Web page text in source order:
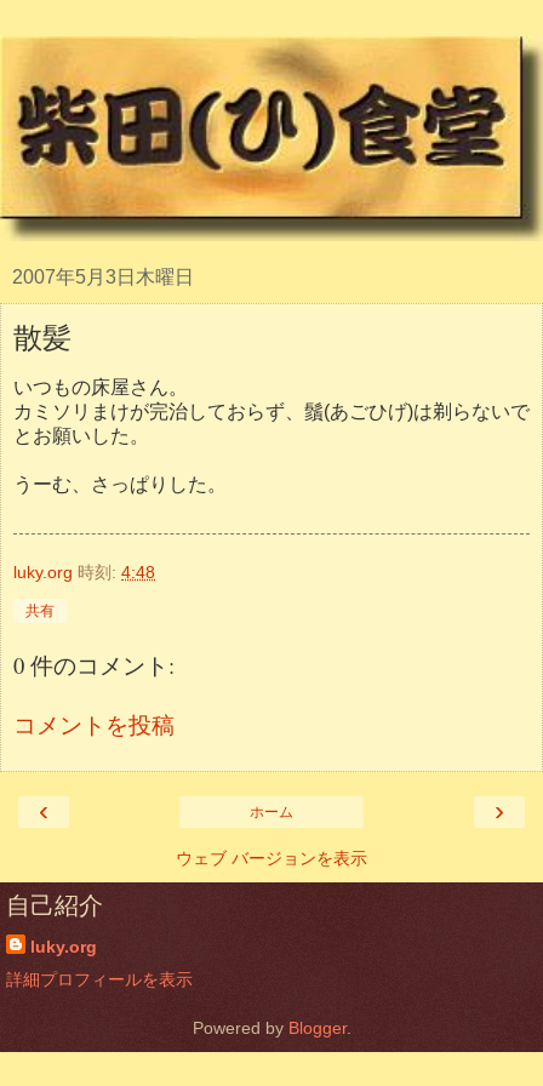
2007年5月3日木曜日
散髪
いつもの床屋さん。
カミソリまけが完治しておらず、鬚(あごひげ)は剃らないで
とお願いした。
うーむ、さっぱりした。
luky.org 時刻: 4:48
共有
0 件のコメント:
コメントを投稿
‹ ›
ホーム
ウェブ バージョンを表示
自己紹介
luky.org
詳細プロフィールを表示
Powered by Blogger.